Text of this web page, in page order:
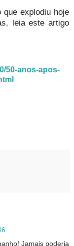
explodiu hoje
leia este artigo
50-anos-apos-
Jamais poderia